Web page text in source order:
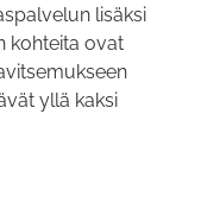
lisäksi
kohteita ovat
yllä kaksi